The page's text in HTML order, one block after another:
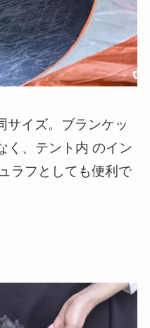
サイズ。ブランケッ
く、テント内 のイン
ラフとしても便利で